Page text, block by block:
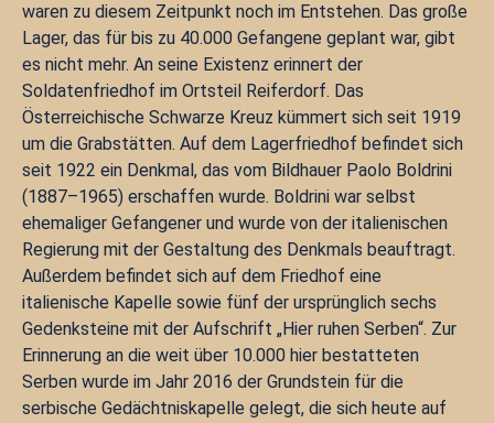
waren zu diesem Zeitpunkt noch im Entstehen. Das große
Lager, das für bis zu 40.000 Gefangene geplant war, gibt
es nicht mehr. An seine Existenz erinnert der
Soldatenfriedhof im Ortsteil Reiferdorf. Das
Österreichische Schwarze Kreuz kümmert sich seit 1919
um die Grabstätten. Auf dem Lagerfriedhof befindet sich
seit 1922 ein Denkmal, das vom Bildhauer Paolo Boldrini
(1887–1965) erschaffen wurde. Boldrini war selbst
ehemaliger Gefangener und wurde von der italienischen
Regierung mit der Gestaltung des Denkmals beauftragt.
Außerdem befindet sich auf dem Friedhof eine
italienische Kapelle sowie fünf der ursprünglich sechs
Gedenksteine mit der Aufschrift „Hier ruhen Serben“. Zur
Erinnerung an die weit über 10.000 hier bestatteten
Serben wurde im Jahr 2016 der Grundstein für die
serbische Gedächtniskapelle gelegt, die sich heute auf